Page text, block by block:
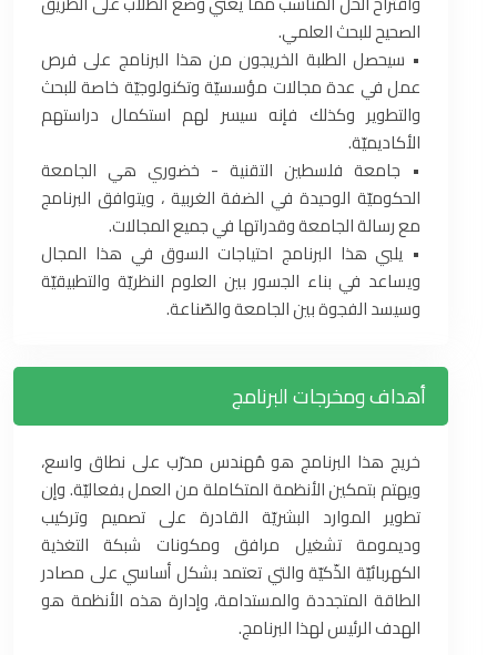
الصحيح للبحث العلمي.
• سيحصل الطلبة الخريجون من هذا البرنامج على فرص
عمل في عدة مجالات مؤسسيّة وتكنولوجيّة خاصة للبحث
والتطوير وكذلك فإنه سيسر لهم استكمال دراستهم
الأكاديميّة.
• جامعة فلسطين التقنية - خضوري هي الجامعة
الحكوميّة الوحيدة في الضفة الغربية ، ويتوافق البرنامج
مع رسالة الجامعة وقدراتها في جميع المجالات.
• يلبي هذا البرنامج احتياجات السوق في هذا المجال
ويساعد في بناء الجسور بين العلوم النظريّة والتطبيقيّة
وسيسد الفجوة بين الجامعة والصّناعة.
أهداف ومخرجات البرنامج
خريج هذا البرنامج هو مُهندس مدرّب على نطاق واسع،
ويهتم بتمكين الأنظمة المتكاملة من العمل بفعاليّة. وإن
تطوير الموارد البشريّة القادرة على تصميم وتركيب
وديمومة تشغيل مرافق ومكونات شبكة التغذية
الكهربائيّة الذّكيّة والتي تعتمد بشكل أساسي على مصادر
الطاقة المتجددة والمستدامة، وإدارة هذه الأنظمة هو
الهدف الرئيس لهذا البرنامج.